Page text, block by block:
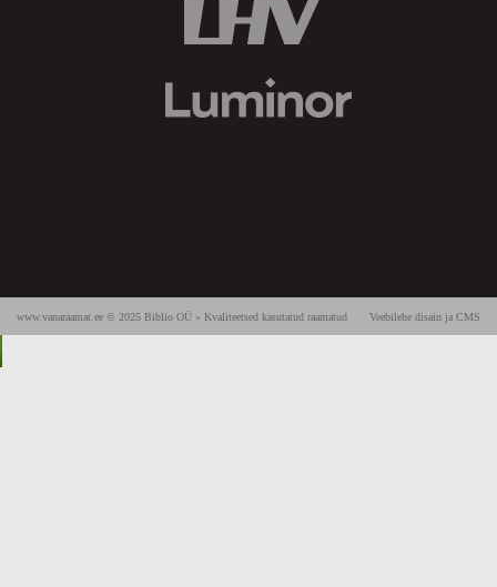
Veebilehe disain ja CMS
www.vanaraamat.ee © 2025 Biblio OÜ » Kvaliteetsed kasutatud raamatud